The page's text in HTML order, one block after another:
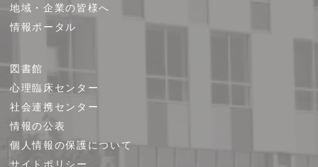
地域・企業の皆様へ
情報ポータル
図書館
心理臨床センター
社会連携センター
情報の公表
個人情報の保護について
サイトポリシー